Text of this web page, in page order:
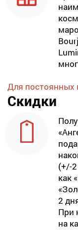
Для постоянных
Скидки
(+/-
как
2
При
на